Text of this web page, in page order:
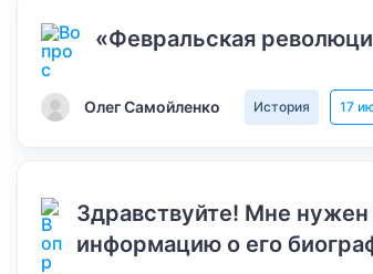
«Февральская
Олег Самойленко История 17
Здравствуйте! Мне
информацию о его